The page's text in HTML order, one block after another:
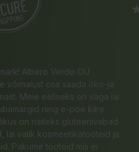
Albero Verde OÜ
võimalust osa saada öko-ja
Meie eeliseks on väga lai
ning e-poe kiire
on näiteks gluteenivabad
valik kosmeetikatooteid ja
Pakume tooteid mis ei